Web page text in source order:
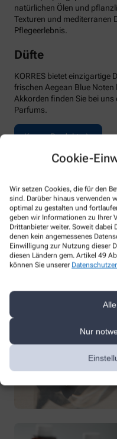
Cookie-
Wir setzen Cookies, die für den
sind. Darüber hinaus verwenden
optimal zu gestalten und
geben wir Informationen zu Ihrer
Drittanbieter weiter. Soweit dabei
denen kein angemessenes
Einwilligung zur Nutzung dieser
diesen Ländern gem. Artikel 49
können Sie unserer
Nur
natürlichen Ölen und
Texturen und mediterranen
Pflegeerlebnis.
Düfte
KORRES bietet einzigartige
frischen Aegean Blue
Akkorden finden Sie bei
Parfums.
Korres Produkte